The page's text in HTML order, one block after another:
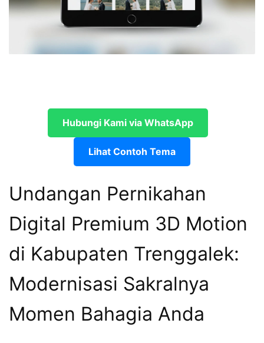
Hubungi Kami via WhatsApp
Lihat Contoh Tema
Undangan Pernikahan
Digital Premium 3D Motion
di Kabupaten Trenggalek:
Modernisasi Sakralnya
Momen Bahagia Anda